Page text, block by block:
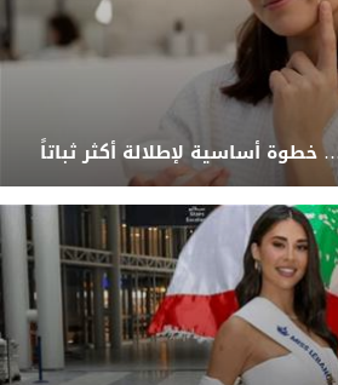
خطوة أساسية لإطلالة أكثر ثباتاً